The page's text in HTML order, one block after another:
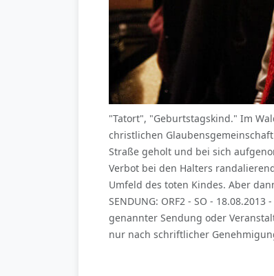
"Tatort", "Geburtstagskind." Im
christlichen
Straße geholt und bei sich
Verbot bei den Halters
Umfeld des toten Kindes. Aber
SENDUNG: ORF2 - SO -
genannter Sendung oder
nur nach schriftlicher